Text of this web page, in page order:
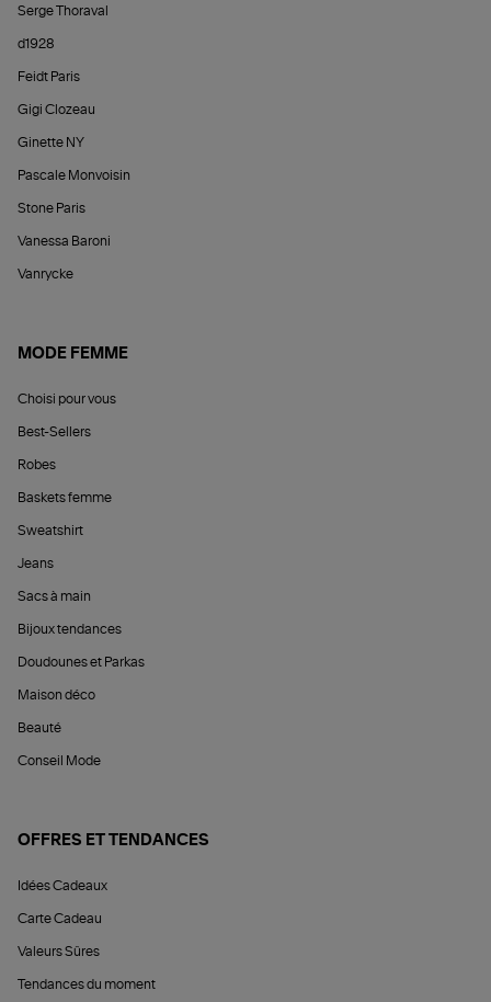
Serge Thoraval
d1928
Feidt Paris
Gigi Clozeau
Ginette NY
Pascale Monvoisin
Stone Paris
Vanessa Baroni
Vanrycke
MODE FEMME
Choisi pour vous
Best-Sellers
Robes
Baskets femme
Sweatshirt
Jeans
Sacs à main
Bijoux tendances
Doudounes et Parkas
Maison déco
Beauté
Conseil Mode
OFFRES ET TENDANCES
Idées Cadeaux
Carte Cadeau
Valeurs Sûres
Tendances du moment